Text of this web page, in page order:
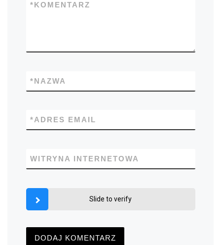
KOMENTARZ
*
NAZWA
*
ADRES EMAIL
*
WITRYNA INTERNETOWA
Slide to verify